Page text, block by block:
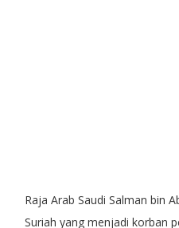
Raja Arab Saudi Salman bin
Suriah yang menjadi korban